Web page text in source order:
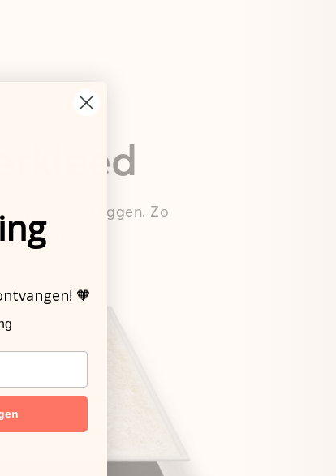
op de vloer liggen. Zo
brengt.
🧡